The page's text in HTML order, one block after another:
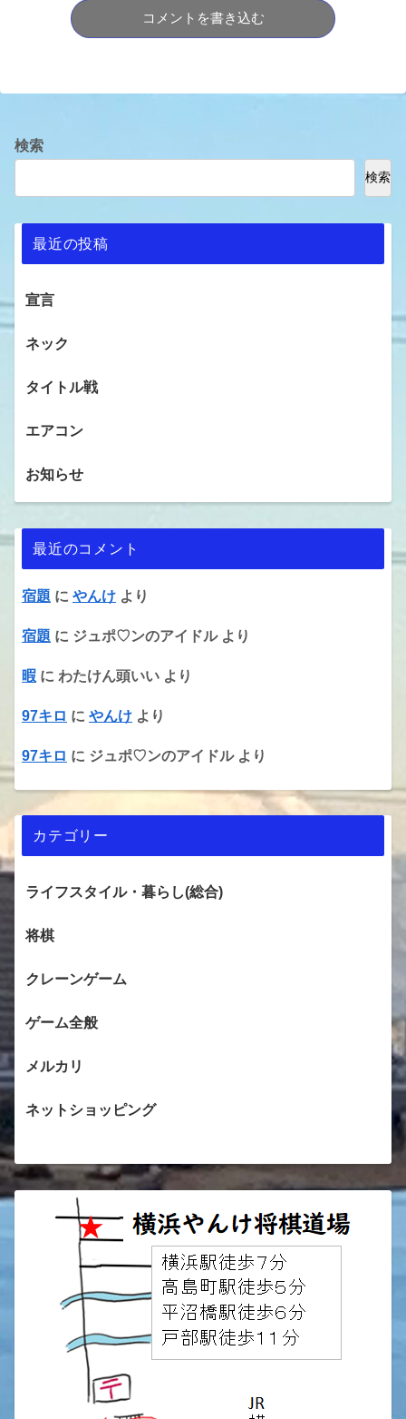
コメントを書き込む
検索
検索
最近の投稿
宣言
ネック
タイトル戦
エアコン
お知らせ
最近のコメント
宿題 に やんけ より
宿題 に ジュポ♡ンのアイドルより
暇 に わたけん頭いい より
97キロ に やんけ より
97キロ に ジュポ♡ンのアイドルより
カテゴリー
ライフスタイル・暮らし(総合)
将棋
クレーンゲーム
ゲーム全般
メルカリ
ネットショッピング